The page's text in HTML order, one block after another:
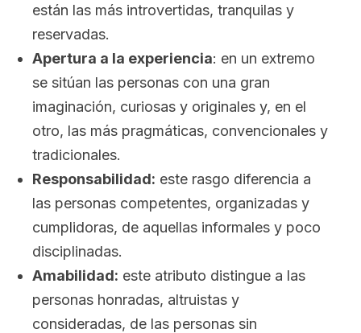
están las más introvertidas, tranquilas y
reservadas.
Apertura a la experiencia: en un extremo
se sitúan las personas con una gran
imaginación, curiosas y originales y, en el
otro, las más pragmáticas, convencionales y
tradicionales.
Responsabilidad: este rasgo diferencia a
las personas competentes, organizadas y
cumplidoras, de aquellas informales y poco
disciplinadas.
Amabilidad: este atributo distingue a las
personas honradas, altruistas y
consideradas, de las personas sin